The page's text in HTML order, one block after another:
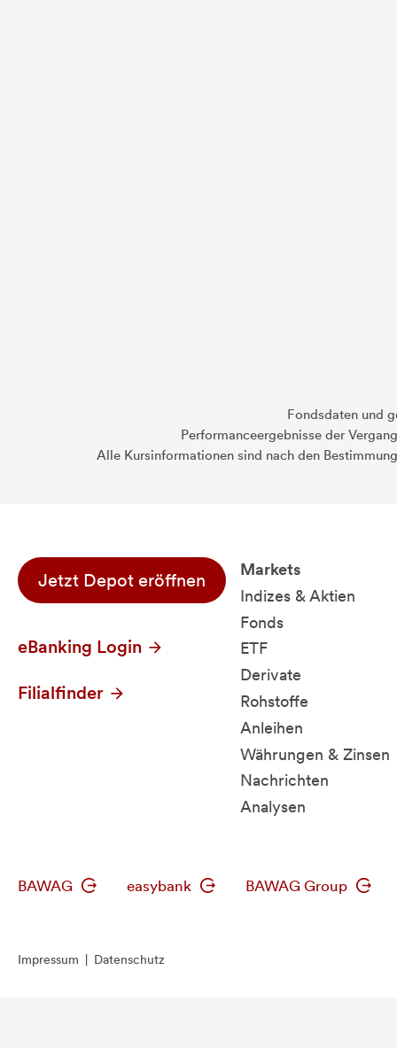
Fondsdaten und
Performanceergebnisse der
Alle Kursinformationen sind nach den
Jetzt Depot eröffnen
eBanking Login
Filialfinder
Markets
Indizes & Aktien
Fonds
ETF
Derivate
Rohstoffe
Anleihen
Währungen & Zinsen
Nachrichten
Analysen
BAWAG easybank BAWAG Group
Impressum Datenschutz